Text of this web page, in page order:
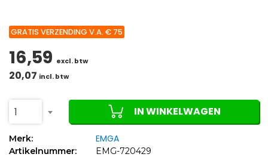
GRATIS VERZENDING V.A. € 75
16,59 excl. btw
20,07 incl. btw
1 IN WINKELWAGEN
Merk: EMGA
Artikelnummer:
EMG-720429